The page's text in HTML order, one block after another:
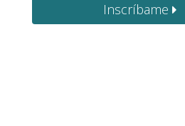
Inscríbame